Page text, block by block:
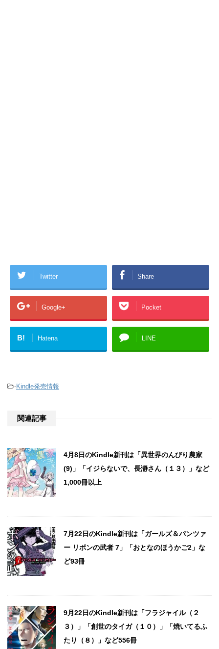
Twitter Share
Google+ Pocket
B! Hatena LINE
-Kindle発売情報
関連記事
4月8日のKindle新刊は「異世界のんびり農家
(9)」「イジらないで、長瀞さん（１３）」など
1,000冊以上
7月22日のKindle新刊は「ガールズ＆パンツァ
ー リボンの武者 7」「おとなのほうかご2」な
ど93冊
9月22日のKindle新刊は「フラジャイル（２
３）」「創世のタイガ（１０）」「焼いてるふ
たり（８）」など556冊